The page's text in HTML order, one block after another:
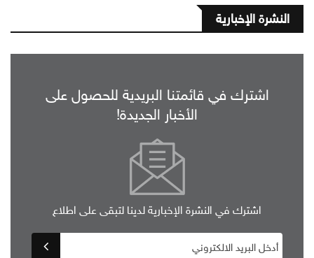
النشرة الإخبارية
اشترك في قائمتنا البريدية للحصول على
الأخبار الجديدة!
اشترك في النشرة الإخبارية لدينا لتبقى على اطلاع